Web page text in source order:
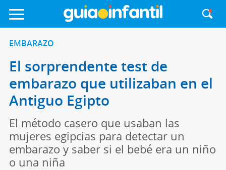
EMBARAZO
El sorprendente test de
embarazo que utilizaban en el
Antiguo Egipto
El método casero que usaban las
mujeres egipcias para detectar un
embarazo y saber si el bebé era un niño
o una niña